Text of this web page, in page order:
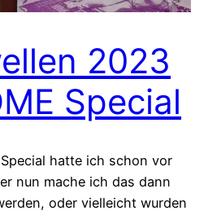
2023
Special
hatte ich schon vor
nun mache ich das dann
oder vielleicht wurden